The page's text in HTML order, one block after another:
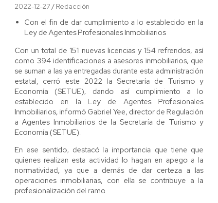
2022-12-27 Redacción
Con el fin de dar cumplimiento a lo establecido en la
Ley de Agentes Profesionales Inmobiliarios
Con un total de 151 nuevas licencias y 154 refrendos, así
como 394 identificaciones a asesores inmobiliarios, que
se suman a las ya entregadas durante esta administración
estatal, cerró este 2022 la Secretaría de Turismo y
Economía (SETUE), dando así cumplimiento a lo
establecido en la Ley de Agentes Profesionales
Inmobiliarios, informó Gabriel Yee, director de Regulación
a Agentes Inmobiliarios de la Secretaría de Turismo y
Economía (SETUE).
En ese sentido, destacó la importancia que tiene que
quienes realizan esta actividad lo hagan en apego a la
normatividad, ya que a demás de dar certeza a las
operaciones inmobiliarias, con ella se contribuye a la
profesionalización del ramo.